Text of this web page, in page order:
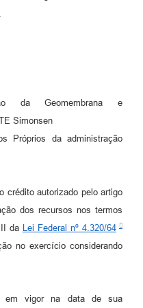
da Geomembrana e
Simonsen
Próprios da administração
autorizado pelo artigo
dos recursos nos termos
da Lei Federal nº 4.320/64
no exercício considerando
em vigor na data de sua